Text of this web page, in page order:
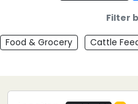
Filter
Food & Grocery Cattle